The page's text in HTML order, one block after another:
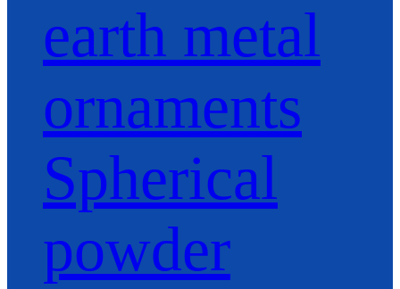
earth metal
ornaments
Spherical
powder